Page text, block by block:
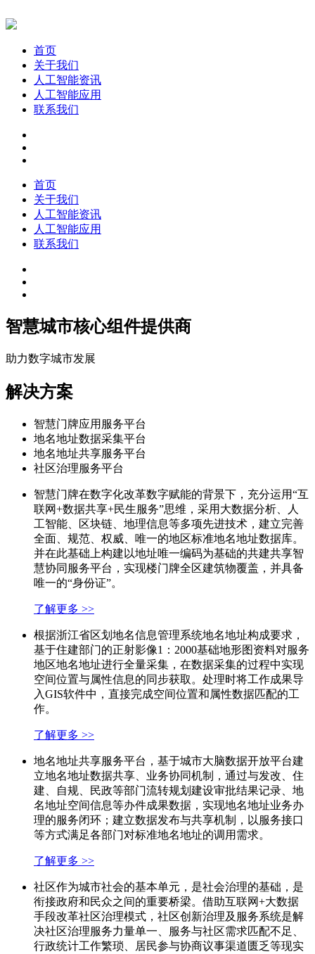
首页
关于我们
人工智能资讯
人工智能应用
联系我们
首页
关于我们
人工智能资讯
人工智能应用
联系我们
智慧城市核心组件提供商
助力数字城市发展
解决方案
智慧门牌应用服务平台
地名地址数据采集平台
地名地址共享服务平台
社区治理服务平台
智慧门牌在数字化改革数字赋能的背景下，充分运用“互
联网+数据共享+民生服务”思维，采用大数据分析、人
工智能、区块链、地理信息等多项先进技术，建立完善
全面、规范、权威、唯一的地区标准地名地址数据库。
并在此基础上构建以地址唯一编码为基础的共建共享智
慧协同服务平台，实现楼门牌全区建筑物覆盖，并具备
唯一的“身份证”。
了解更多 >>
根据浙江省区划地名信息管理系统地名地址构成要求，
基于住建部门的正射影像1：2000基础地形图资料对服务
地区地名地址进行全量采集，在数据采集的过程中实现
空间位置与属性信息的同步获取。处理时将工作成果导
入GIS软件中，直接完成空间位置和属性数据匹配的工
作。
了解更多 >>
地名地址共享服务平台，基于城市大脑数据开放平台建
立地名地址数据共享、业务协同机制，通过与发改、住
建、自规、民政等部门流转规划建设审批结果记录、地
名地址空间信息等办件成果数据，实现地名地址业务办
理的服务闭环；建立数据发布与共享机制，以服务接口
等方式满足各部门对标准地名地址的调用需求。
了解更多 >>
社区作为城市社会的基本单元，是社会治理的基础，是
衔接政府和民众之间的重要桥梁。借助互联网+大数据
手段改革社区治理模式，社区创新治理及服务系统是解
决社区治理服务力量单一、服务与社区需求匹配不足、
行政统计工作繁琐、居民参与协商议事渠道匮乏等现实